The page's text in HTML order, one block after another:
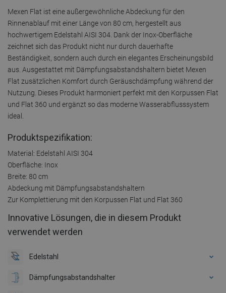
Mexen Flat ist eine außergewöhnliche Abdeckung für den
Rinnenablauf mit einer Länge von 80 cm, hergestellt aus
hochwertigem Edelstahl AISI 304. Dank der Inox-Oberfläche
zeichnet sich das Produkt nicht nur durch dauerhafte
Beständigkeit, sondern auch durch ein elegantes Erscheinungsbild
aus. Ausgestattet mit Dämpfungsabstandshaltern bietet Mexen
Flat zusätzlichen Komfort durch Geräuschdämpfung während der
Nutzung. Dieses Produkt harmoniert perfekt mit den Korpussen Flat
und Flat 360 und ergänzt so das moderne Wasserabflusssystem
ideal.
Produktspezifikation:
Material: Edelstahl AISI 304
Oberfläche: Inox
Breite: 80 cm
Abdeckung mit Dämpfungsabstandshaltern
Zur Komplettierung mit den Korpussen Flat und Flat 360
Innovative Lösungen, die in diesem Produkt
verwendet werden
Edelstahl
Dämpfungsabstandshalter